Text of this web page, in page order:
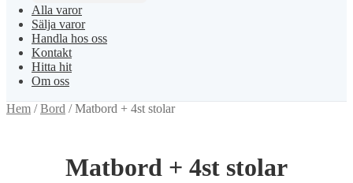
Alla varor
Sälja varor
Handla hos oss
Kontakt
Hitta hit
Om oss
Hem /Bord /Matbord + 4st stolar
Matbord + 4st stolar